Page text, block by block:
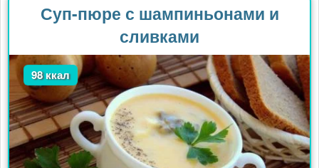
Суп-пюре с шампиньонами и
сливками
98 ккал